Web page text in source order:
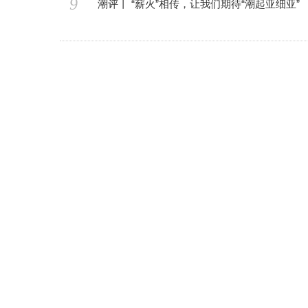
9 潮评丨 “薪火”相传，让我们期待“潮起亚细亚”